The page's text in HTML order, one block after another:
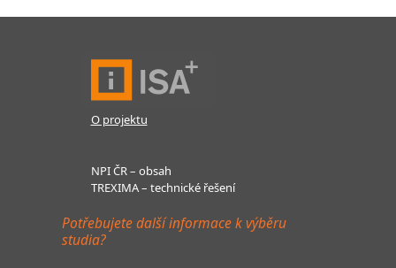
O projektu
NPI ČR – obsah
TREXIMA – technické řešení
Potřebujete další informace k výběru
studia?